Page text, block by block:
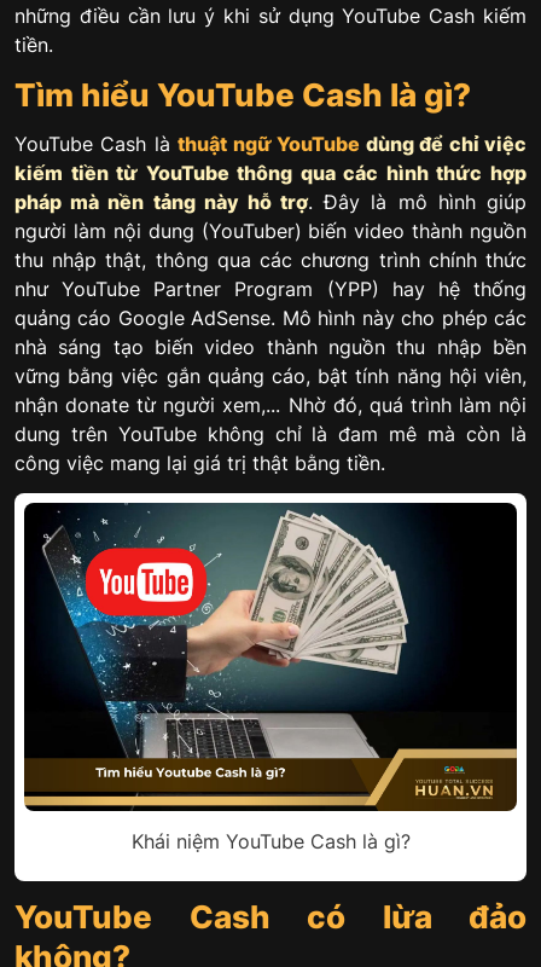
những điều cần lưu ý khi sử dụng YouTube Cash kiếm
tiền.
Tìm hiểu YouTube Cash là gì?
YouTube Cash làthuật ngữ YouTube dùng để chỉ việc
kiếm tiền từ YouTube thông qua các hình thức hợp
pháp mà nền tảng này hỗ trợ. Đây là mô hình giúp
người làm nội dung (YouTuber) biến video thành nguồn
thu nhập thật, thông qua các chương trình chính thức
như YouTube Partner Program (YPP) hay hệ thống
quảng cáo Google AdSense. Mô hình này cho phép các
nhà sáng tạo biến video thành nguồn thu nhập bền
vững bằng việc gắn quảng cáo, bật tính năng hội viên,
nhận donate từ người xem,... Nhờ đó, quá trình làm nội
dung trên YouTube không chỉ là đam mê mà còn là
công việc mang lại giá trị thật bằng tiền.
Khái niệm YouTube Cash là gì?
YouTube Cash có lừa đảo
không?